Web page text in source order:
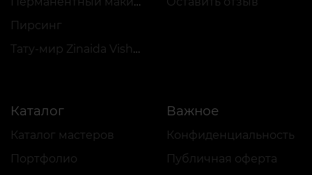
Пирсинг
Тату-мир Zinaida Vishenka
Каталог
Каталог мастеров
Портфолио
Важное
Конфиденциальность
Публичная оферта